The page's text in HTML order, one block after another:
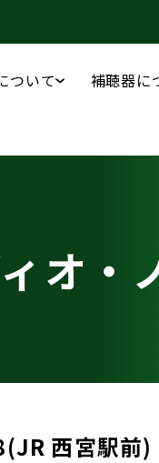
ついて 補聴器に
オ・
西宮駅前)